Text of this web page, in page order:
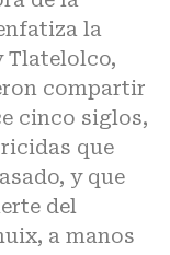
la
Tlatelolco,
compartir
cinco siglos,
que
y que
del
a manos